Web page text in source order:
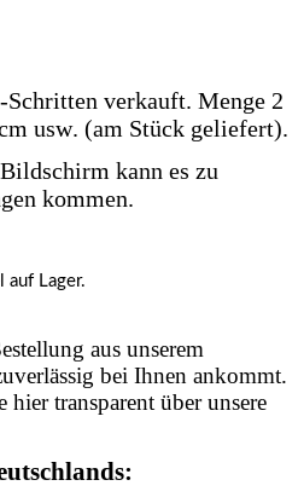
verkauft. Menge 2
usw. (am Stück geliefert).
kann es zu
kommen.
auf Lager.
aus unserem
bei Ihnen ankommt.
transparent über unsere